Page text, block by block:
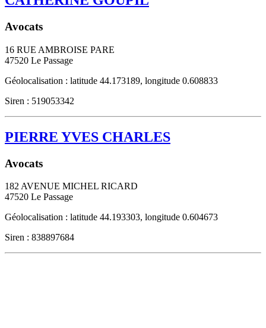
Avocats
16 RUE AMBROISE PARE
47520 Le Passage
Géolocalisation : latitude 44.173189, longitude 0.608833
Siren : 519053342
PIERRE YVES CHARLES
Avocats
182 AVENUE MICHEL RICARD
47520 Le Passage
Géolocalisation : latitude 44.193303, longitude 0.604673
Siren : 838897684